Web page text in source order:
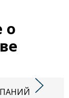
о